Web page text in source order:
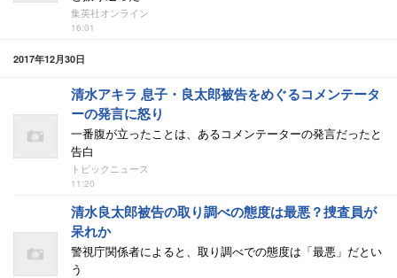
集英社オンライン
16:01
2017年12月30日
清水アキラ 息子・良太郎被告をめぐるコメンテータ
ーの発言に怒り
一番腹が立ったことは、あるコメンテーターの発言だったと
告白
トピックニュース
11:20
清水良太郎被告の取り調べの態度は最悪？捜査員が
呆れか
警視庁関係者によると、取り調べでの態度は「最悪」だとい
う